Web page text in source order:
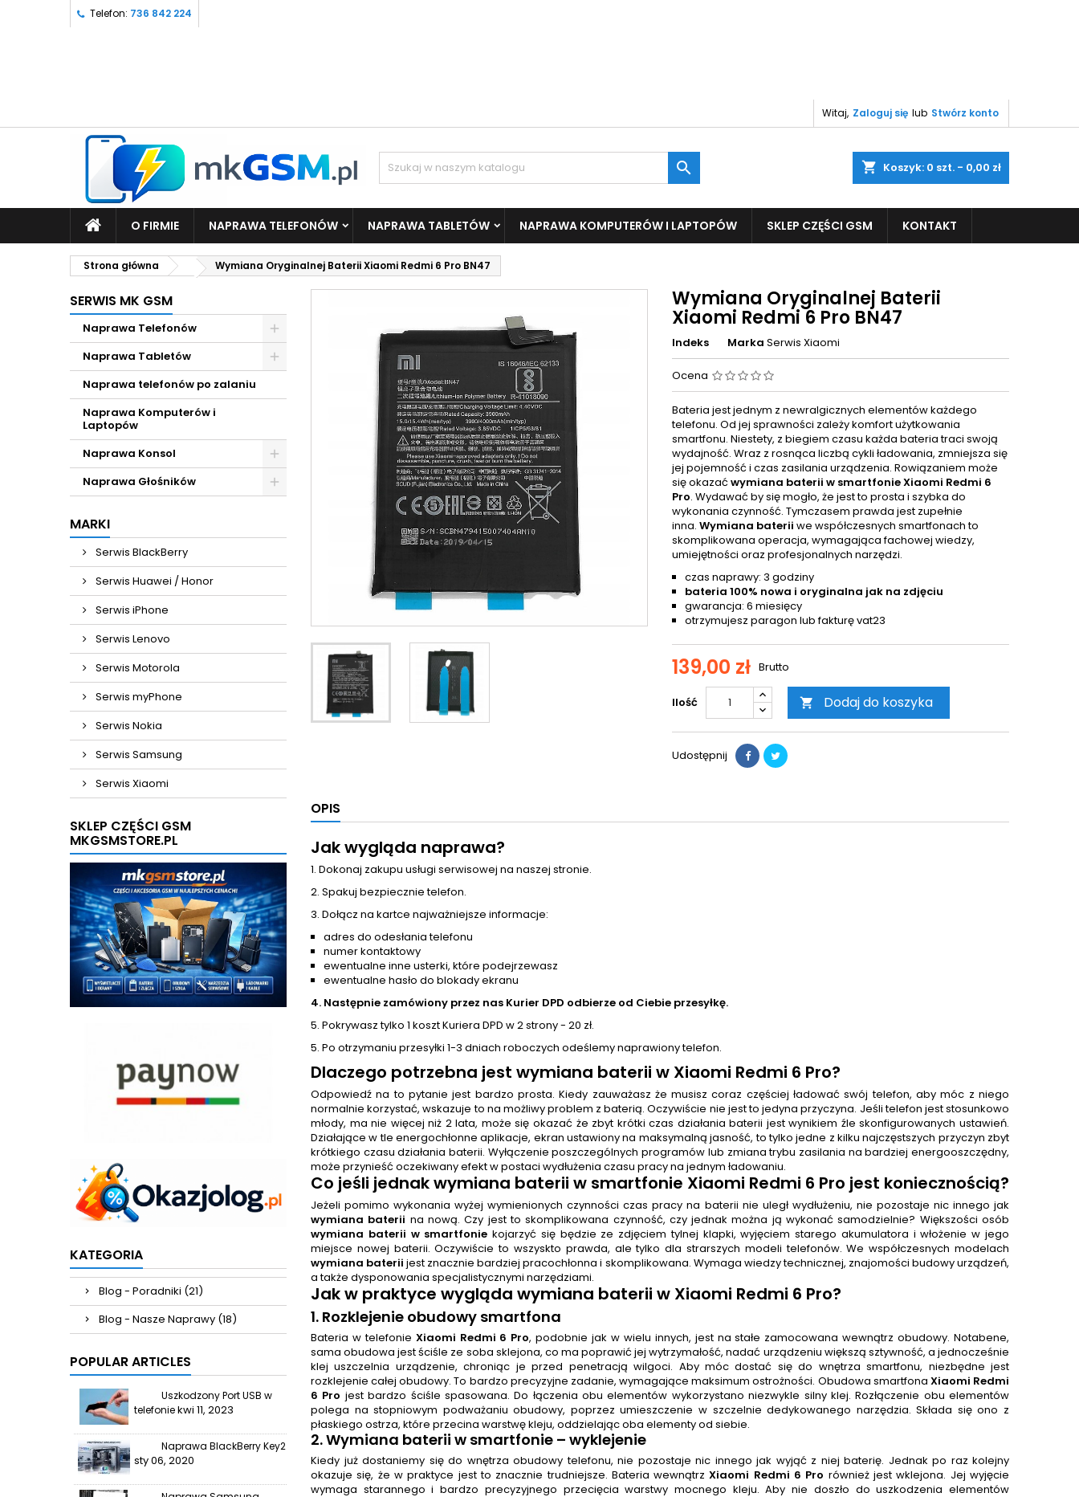
Telefon: 736 842 224
Witaj, Zaloguj się lub Stwórz konto
shopping_cart Koszyk: 0 szt. - 0,00 zł

O FIRMIE NAPRAWA TELEFONÓW NAPRAWA TABLETÓW NAPRAWA KOMPUTERÓW I LAPTOPÓW SKLEP CZĘŚCI GSM KONTAKT
Strona główna Wymiana Oryginalnej Baterii Xiaomi Redmi 6 Pro BN47
SERWIS MK GSM
Naprawa Telefonów
Naprawa Tabletów
Naprawa telefonów po zalaniu
Naprawa Komputerów i
Laptopów
Naprawa Konsol
Naprawa Głośników
MARKI
Serwis BlackBerry
Serwis Huawei / Honor
Serwis iPhone
Serwis Lenovo
Serwis Motorola
Serwis myPhone
Serwis Nokia
Serwis Samsung
Serwis Xiaomi
SKLEP CZĘŚCI GSM
MKGSMSTORE.PL
KATEGORIA
Blog - Poradniki (21)
Blog - Nasze Naprawy (18)
POPULAR ARTICLES
Uszkodzony Port USB w
telefoniekwi 11, 2023
Naprawa BlackBerry Key2
sty 06, 2020
Wymiana Oryginalnej Baterii
Xiaomi Redmi 6 Pro BN47
Indeks Marka Serwis Xiaomi
Ocena
Bateria jest jednym z newralgicznych elementów każdego
telefonu. Od jej sprawności zależy komfort użytkowania
smartfonu. Niestety, z biegiem czasu każda bateria traci swoją
wydajność. Wraz z rosnąca liczbą cykli ładowania, zmniejsza się
jej pojemność i czas zasilania urządzenia. Rowiązaniem może
się okazać wymiana baterii w smartfonie Xiaomi Redmi 6
Pro. Wydawać by się mogło, że jest to prosta i szybka do
wykonania czynność. Tymczasem prawda jest zupełnie
inna. Wymiana baterii we współczesnych smartfonach to
skomplikowana operacja, wymagająca fachowej wiedzy,
umiejętności oraz profesjonalnych narzędzi.
czas naprawy: 3 godziny
bateria 100% nowa i oryginalna jak na zdjęciu
gwarancja: 6 miesięcy
otrzymujesz paragon lub fakturę vat23
139,00 zł Brutto
Ilość  Dodaj do koszyka
Udostępnij
OPIS
Jak wygląda naprawa?
1. Dokonaj zakupu usługi serwisowej na naszej stronie.
2. Spakuj bezpiecznie telefon.
3. Dołącz na kartce najważniejsze informacje:
adres do odesłania telefonu
numer kontaktowy
ewentualne inne usterki, które podejrzewasz
ewentualne hasło do blokady ekranu
4. Następnie zamówiony przez nas Kurier DPD odbierze od Ciebie przesyłkę.
5. Pokrywasz tylko 1 koszt Kuriera DPD w 2 strony - 20 zł.
5. Po otrzymaniu przesyłki 1-3 dniach roboczych odeślemy naprawiony telefon.
Dlaczego potrzebna jest wymiana baterii w Xiaomi Redmi 6 Pro?
Odpowiedź na to pytanie jest bardzo prosta. Kiedy zauważasz że musisz coraz częściej ładować swój telefon, aby móc z niego
normalnie korzystać, wskazuje to na możliwy problem z baterią. Oczywiście nie jest to jedyna przyczyna. Jeśli telefon jest stosunkowo
młody, ma nie więcej niż 2 lata, może się okazać że zbyt krótki czas działania baterii jest wynikiem źle skonfigurowanych ustawień.
Działające w tle energochłonne aplikacje, ekran ustawiony na maksymalną jasność, to tylko jedne z kilku najczęstszych przyczyn zbyt
krótkiego czasu działania baterii. Wyłączenie poszczególnych programów lub zmiana trybu zasilania na bardziej energooszczędny,
może przynieść oczekiwany efekt w postaci wydłużenia czasu pracy na jednym ładowaniu.
Co jeśli jednakwymiana baterii w smartfonie Xiaomi Redmi 6 Pro jest koniecznością?
Jeżeli pomimo wykonania wyżej wymienionych czynności czas pracy na baterii nie uległ wydłużeniu, nie pozostaje nic innego jak
wymiana baterii na nową. Czy jest to skomplikowana czynność, czy jednak można ją wykonać samodzielnie? Większości osób
wymiana baterii w smartfonie kojarzyć się będzie ze zdjęciem tylnej klapki, wyjęciem starego akumulatora i włożenie w jego
miejsce nowej baterii. Oczywiście to wszyskto prawda, ale tylko dla strarszych modeli telefonów. We współczesnych modelach
wymiana baterii jest znacznie bardziej pracochłonna i skomplikowana. Wymaga wiedzy technicznej, znajomości budowy urządzeń,
a także dysponowania specjalistycznymi narzędziami.
Jak w praktyce wygląda wymiana baterii w Xiaomi Redmi 6 Pro?
1. Rozklejenie obudowy smartfona
Bateria w telefonie Xiaomi Redmi 6 Pro, podobnie jak w wielu innych, jest na stałe zamocowana wewnątrz obudowy. Notabene,
sama obudowa jest ściśle ze soba sklejona, co ma poprawić jej wytrzymałość, nadać urządzeniu większą sztywność, a jednocześnie
klej uszczelnia urządzenie, chroniąc je przed penetracją wilgoci. Aby móc dostać się do wnętrza smartfonu, niezbędne jest
rozklejenie całej obudowy. To bardzo precyzyjne zadanie, wymagające maksimum ostrożności. Obudowa smartfona Xiaomi Redmi
6 Pro jest bardzo ściśle spasowana. Do łączenia obu elementów wykorzystano niezwykle silny klej. Rozłączenie obu elementów
polega na stopniowym podważaniu obudowy, poprzez umieszczenie w szczelnie dedykowanego narzędzia. Składa się ono z
płaskiego ostrza, które przecina warstwę kleju, oddzielając oba elementy od siebie.
2.Wymiana baterii w smartfonie – wyklejenie
Kiedy już dostaniemy się do wnętrza obudowy telefonu, nie pozostaje nic innego jak wyjąć z niej baterię. Jednak po raz kolejny
okazuje się, że w praktyce jest to znacznie trudniejsze. Bateria wewnątrzXiaomi Redmi 6 Pro również jest wklejona. Jej wyjęcie
wymaga starannego i bardzo precyzyjnego przecięcia warstwy mocnego kleju. Aby nie doszło do uszkodzenia elementów